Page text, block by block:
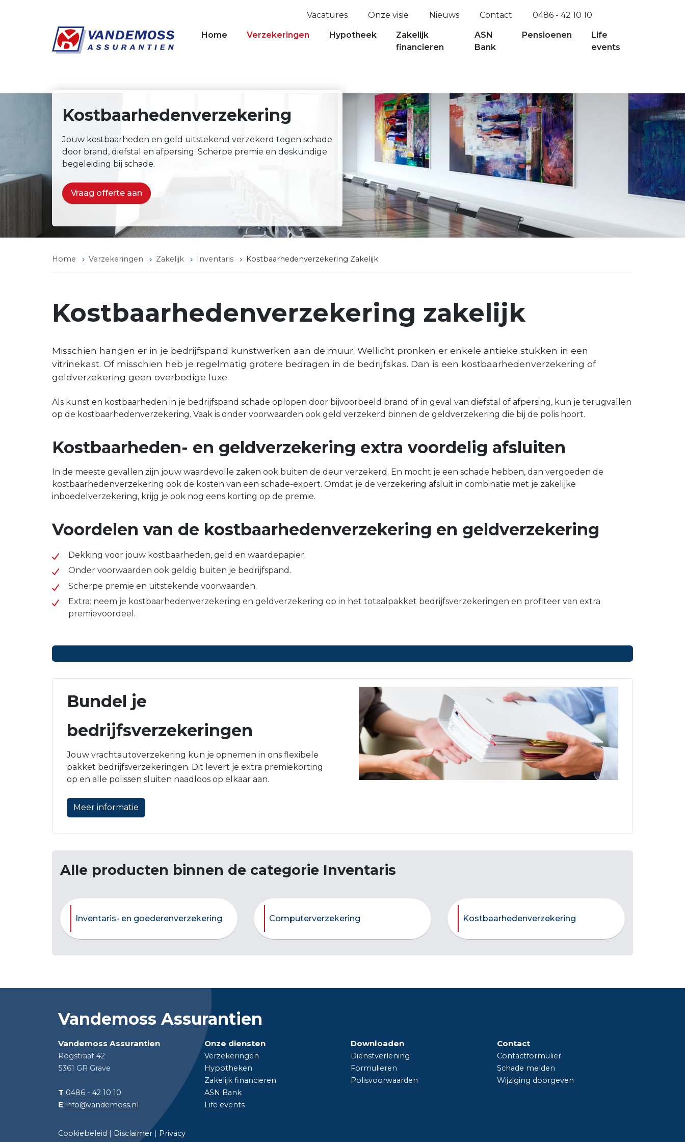
Vacatures
Onze visie Nieuws Contact 0486 - 42 10 10
Home Verzekeringen Hypotheek
Zakelijk
financieren
ASN
Bank
Pensioenen
Life
events
Kostbaarhedenverzekering
Jouw kostbaarheden en geld uitstekend verzekerd tegen schade
door brand, diefstal en afpersing. Scherpe premie en deskundige
begeleiding bij schade.
Vraag offerte aan
Home Verzekeringen Zakelijk Inventaris Kostbaarhedenverzekering Zakelijk
Kostbaarhedenverzekering zakelijk
Misschien hangen er in je bedrijfspand kunstwerken aan de muur. Wellicht pronken er enkele antieke stukken in een
vitrinekast. Of misschien heb je regelmatig grotere bedragen in de bedrijfskas. Dan is een kostbaarhedenverzekering of
geldverzekering geen overbodige luxe.
Als kunst en kostbaarheden in je bedrijfspand schade oplopen door bijvoorbeeld brand of in geval van diefstal of afpersing, kun je terugvallen
op de kostbaarhedenverzekering. Vaak is onder voorwaarden ook geld verzekerd binnen de geldverzekering die bij de polis hoort.
Kostbaarheden- en geldverzekering extra voordelig afsluiten
In de meeste gevallen zijn jouw waardevolle zaken ook buiten de deur verzekerd. En mocht je een schade hebben, dan vergoeden de
kostbaarhedenverzekering ook de kosten van een schade-expert. Omdat je de verzekering afsluit in combinatie met je zakelijke
inboedelverzekering, krijg je ook nog eens korting op de premie.
Voordelen van de kostbaarhedenverzekering en geldverzekering
Dekking voor jouw kostbaarheden, geld en waardepapier.
Onder voorwaarden ook geldig buiten je bedrijfspand.
Scherpe premie en uitstekende voorwaarden.
Extra: neem je kostbaarhedenverzekering en geldverzekering op in het totaalpakket bedrijfsverzekeringen en profiteer van extra
premievoordeel.
Bundel je
bedrijfsverzekeringen
Jouw vrachtautoverzekering kun je opnemen in ons flexibele
pakket bedrijfsverzekeringen. Dit levert je extra premiekorting
op en alle polissen sluiten naadloos op elkaar aan.
Meer informatie
Alle producten binnen de categorie Inventaris
Inventaris- en goederenverzekering Computerverzekering Kostbaarhedenverzekering
Vandemoss Assurantien
Vandemoss Assurantien
Rogstraat 42
5361 GR Grave
T 0486 - 42 10 10
E info@vandemoss.nl
Onze diensten
Verzekeringen
Hypotheken
Zakelijk financieren
ASN Bank
Life events
Downloaden
Dienstverlening
Formulieren
Polisvoorwaarden
Contact
Contactformulier
Schade melden
Wijziging doorgeven
Cookiebeleid | Disclaimer | Privacy